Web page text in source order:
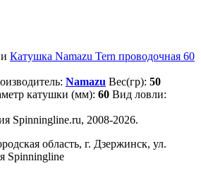
Катушка Namazu Tern проводочная 60
Namazu Вес(гр): 50
катушки (мм): 60 Вид ловли:
Spinningline.ru, 2008-2026.
область, г. Дзержинск, ул.
Spinningline